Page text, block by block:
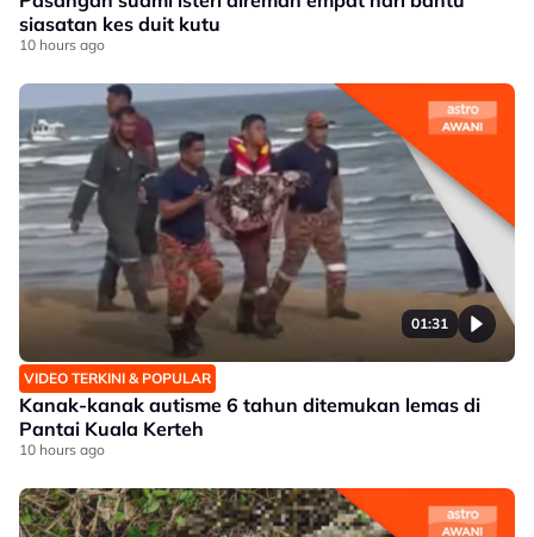
siasatan kes duit kutu
10 hours ago
01:31
VIDEO TERKINI & POPULAR
Kanak-kanak autisme 6 tahun ditemukan lemas di
Pantai Kuala Kerteh
10 hours ago